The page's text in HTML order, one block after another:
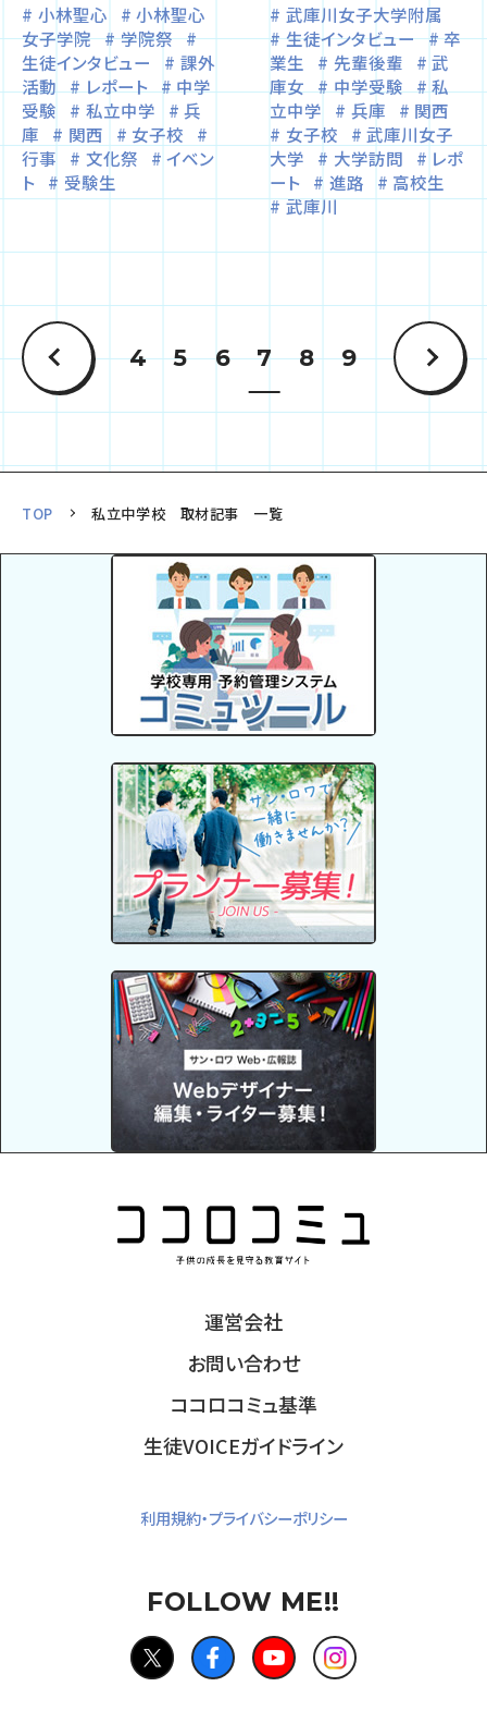
小林聖心
小林聖心
女子学院
学院祭
生徒インタビュー
課外
活動
レポート
中学
受験
私立中学
兵
庫
関西
女子校
行事
文化祭
イベン
ト
受験生
武庫川女子大学附属
生徒インタビュー
卒
業生
先輩後輩
武
庫女
中学受験
私
立中学
兵庫
関西
女子校
武庫川女子
大学
大学訪問
レポ
ート
進路
高校生
武庫川
4 5 6 7 8 9
TOP 私立中学校 取材記事 一覧
運営会社
お問い合わせ
ココロコミュ基準
生徒VOICEガイドライン
FOLLOW ME!!
利用規約・プライバシーポリシー